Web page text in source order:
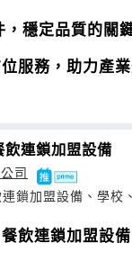
穩定品質的關
服務，助力產
飲連鎖加盟設備
司
連鎖加盟設備、學校
飲連鎖加盟設